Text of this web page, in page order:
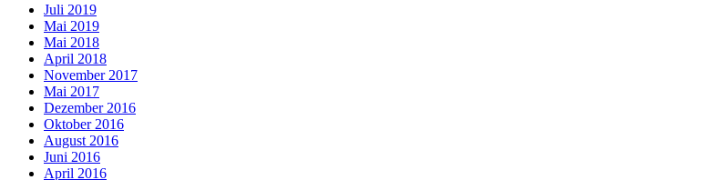
Juli 2019
Mai 2019
Mai 2018
April 2018
November 2017
Mai 2017
Dezember 2016
Oktober 2016
August 2016
Juni 2016
April 2016